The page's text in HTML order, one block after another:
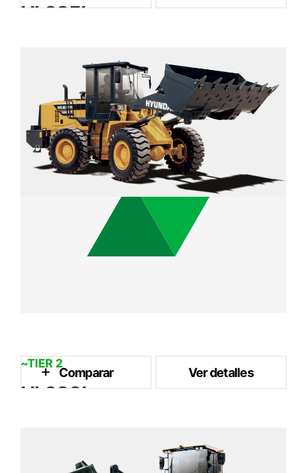
HL635L
Potencia Nominal 91 kW / 2,000 rpm
Peso Operativo 10.3 ton
~TIER 2
HL630L
91 kW / 2,000 rpm
Comparar Ver detalles